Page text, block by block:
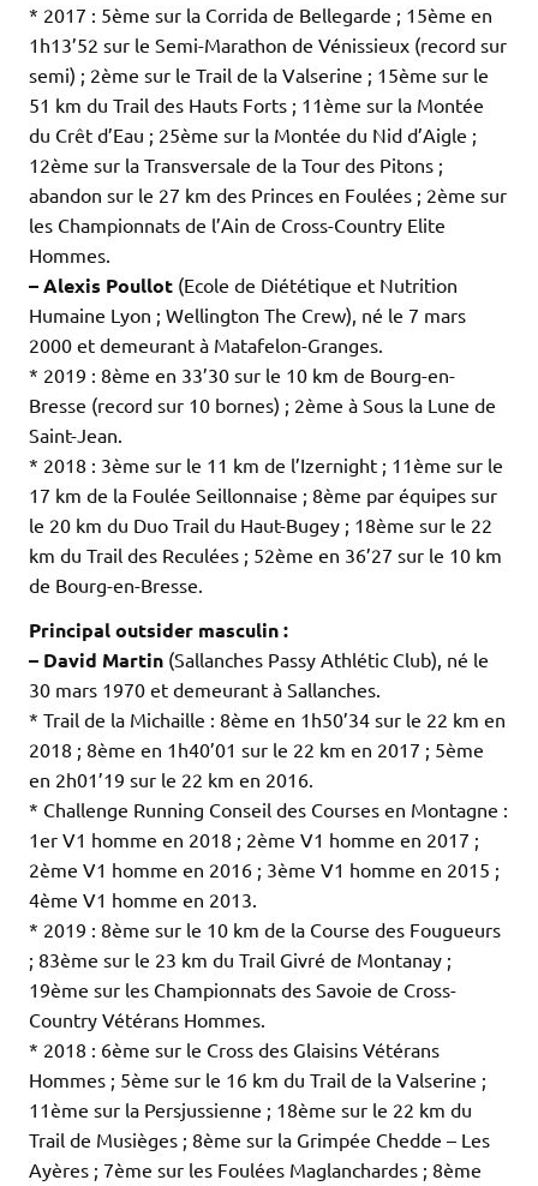
* 2017 : 5ème sur la Corrida de Bellegarde ; 15ème en
1h13’52 sur le Semi-Marathon de Vénissieux (record sur
semi) ; 2ème sur le Trail de la Valserine ; 15ème sur le
51 km du Trail des Hauts Forts ; 11ème sur la Montée
du Crêt d’Eau ; 25ème sur la Montée du Nid d’Aigle ;
12ème sur la Transversale de la Tour des Pitons ;
abandon sur le 27 km des Princes en Foulées ; 2ème sur
les Championnats de l’Ain de Cross-Country Elite
Hommes.
– Alexis Poullot (Ecole de Diététique et Nutrition
Humaine Lyon ; Wellington The Crew), né le 7 mars
2000 et demeurant à Matafelon-Granges.
* 2019 : 8ème en 33’30 sur le 10 km de Bourg-en-
Bresse (record sur 10 bornes) ; 2ème à Sous la Lune de
Saint-Jean.
* 2018 : 3ème sur le 11 km de l’Izernight ; 11ème sur le
17 km de la Foulée Seillonnaise ; 8ème par équipes sur
le 20 km du Duo Trail du Haut-Bugey ; 18ème sur le 22
km du Trail des Reculées ; 52ème en 36’27 sur le 10 km
de Bourg-en-Bresse.
Principal outsider masculin :
– David Martin (Sallanches Passy Athlétic Club), né le
30 mars 1970 et demeurant à Sallanches.
* Trail de la Michaille : 8ème en 1h50’34 sur le 22 km en
2018 ; 8ème en 1h40’01 sur le 22 km en 2017 ; 5ème
en 2h01’19 sur le 22 km en 2016.
* Challenge Running Conseil des Courses en Montagne :
1er V1 homme en 2018 ; 2ème V1 homme en 2017 ;
2ème V1 homme en 2016 ; 3ème V1 homme en 2015 ;
4ème V1 homme en 2013.
* 2019 : 8ème sur le 10 km de la Course des Fougueurs
; 83ème sur le 23 km du Trail Givré de Montanay ;
19ème sur les Championnats des Savoie de Cross-
Country Vétérans Hommes.
* 2018 : 6ème sur le Cross des Glaisins Vétérans
Hommes ; 5ème sur le 16 km du Trail de la Valserine ;
11ème sur la Persjussienne ; 18ème sur le 22 km du
Trail de Musièges ; 8ème sur la Grimpée Chedde – Les
Ayères ; 7ème sur les Foulées Maglanchardes ; 8ème